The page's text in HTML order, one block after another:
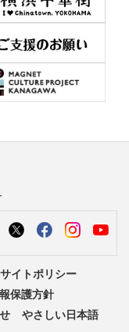
サイトポリシー
保護方針
やさしい日本語